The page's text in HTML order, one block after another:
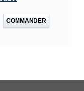
COMMANDER